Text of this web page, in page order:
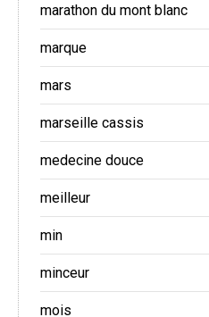
marathon du mont blanc
marque
mars
marseille cassis
medecine douce
meilleur
min
minceur
mois